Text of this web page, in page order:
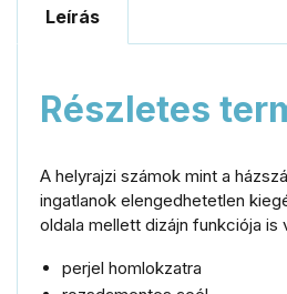
Leírás
Részletes
A helyrajzi számok mint a
ingatlanok elengedhetetlen
oldala mellett dizájn funkciója is
perjel homlokzatra